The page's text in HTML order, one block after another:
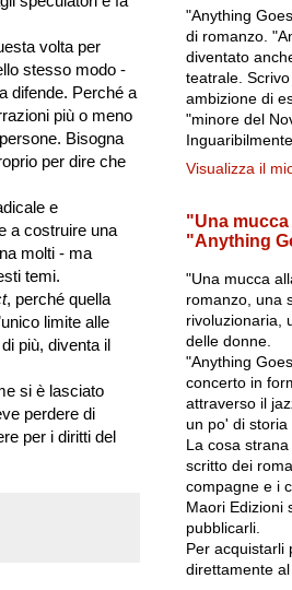
volta per
stesso modo -
difende. Perché a
più o meno
Bisogna
per dire che
e
a costruire una
molti - ma
temi.
, perché quella
limite alle
più, diventa il
si è lasciato
perdere di
per i diritti del
"Anything
di romanzo.
diventato
teatrale.
ambizione di
"minore del
Visualizza il
"Una
"Anything
"Una mucca
romanzo, una
rivoluzionaria,
delle donne.
"Anything
concerto in
attraverso il
un po' di storia
La cosa
scritto dei
compagne e i
Maori Edizioni
pubblicarli.
Per acquistarli
direttamente al